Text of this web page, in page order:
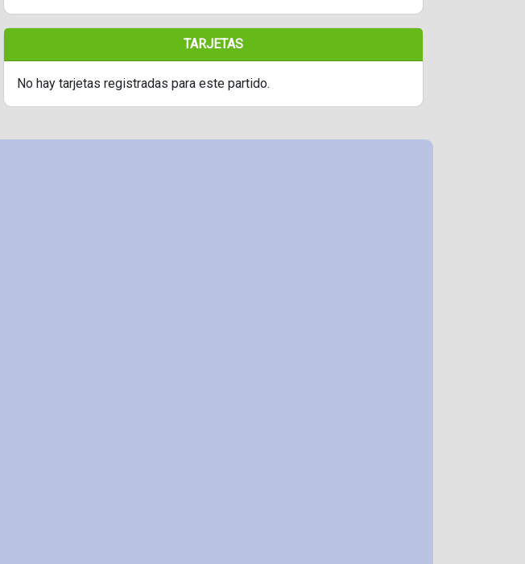
TARJETAS
No hay tarjetas registradas para este partido.